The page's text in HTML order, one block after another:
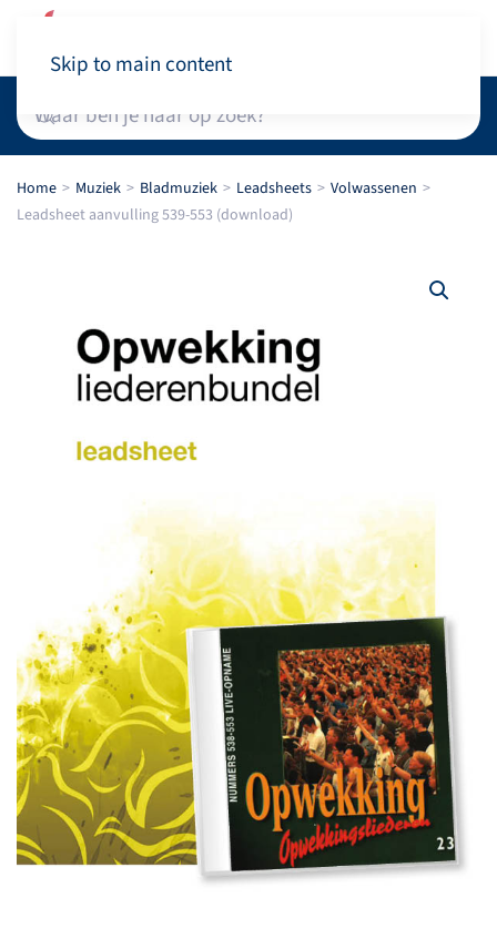
Skip to main content
Home Muziek Bladmuziek Leadsheets
Volwassenen
Leadsheet aanvulling 539-553 (download)